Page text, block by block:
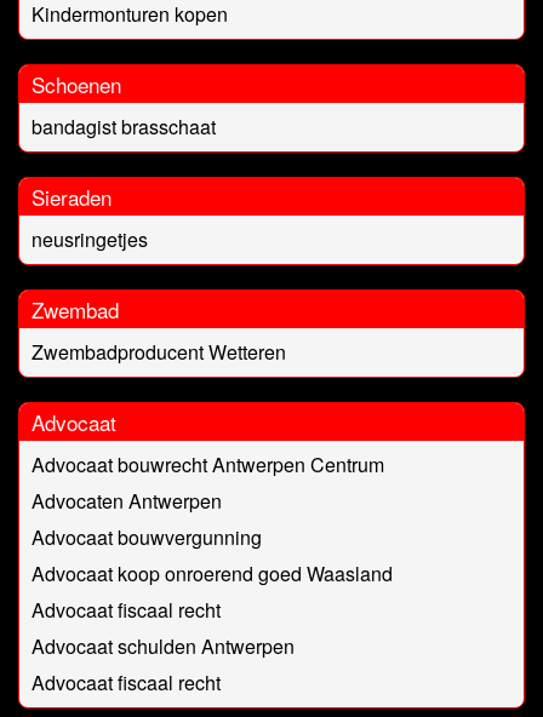
Kindermonturen kopen
Schoenen
bandagist brasschaat
Sieraden
neusringetjes
Zwembad
Zwembadproducent Wetteren
Advocaat
Advocaat bouwrecht Antwerpen Centrum
Advocaten Antwerpen
Advocaat bouwvergunning
Advocaat koop onroerend goed Waasland
Advocaat fiscaal recht
Advocaat schulden Antwerpen
Advocaat fiscaal recht